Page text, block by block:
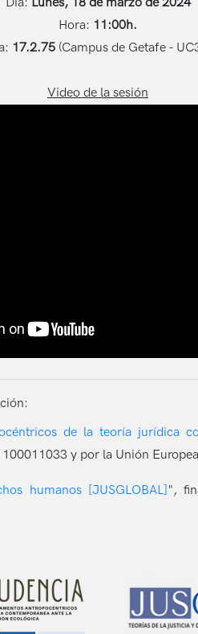
Hora: 11:00h.
17.2.75 (Campus de Getafe -
Video de la sesión
de la teoría jurídica
y por la Unión
humanos [JUSGLOBAL] ",